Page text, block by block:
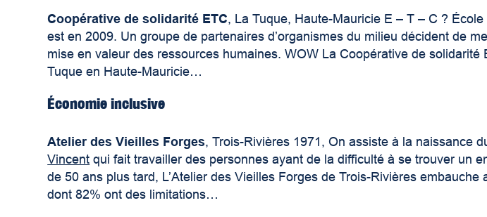
Coopérative de solidarité ETC, La Tuque, Haute-Mauricie E – T – C ?
est en 2009. Un groupe de partenaires d’organismes du milieu décident de
mise en valeur des ressources humaines. WOW La Coopérative de solidarité
Tuque en Haute-Mauricie…
Économie inclusive
Atelier des Vieilles Forges, Trois-Rivières 1971, On assiste à la naissance
Vincent qui fait travailler des personnes ayant de la difficulté à se trouver un
de 50 ans plus tard, L’Atelier des Vieilles Forges de Trois-Rivières embauche
dont 82% ont des limitations…